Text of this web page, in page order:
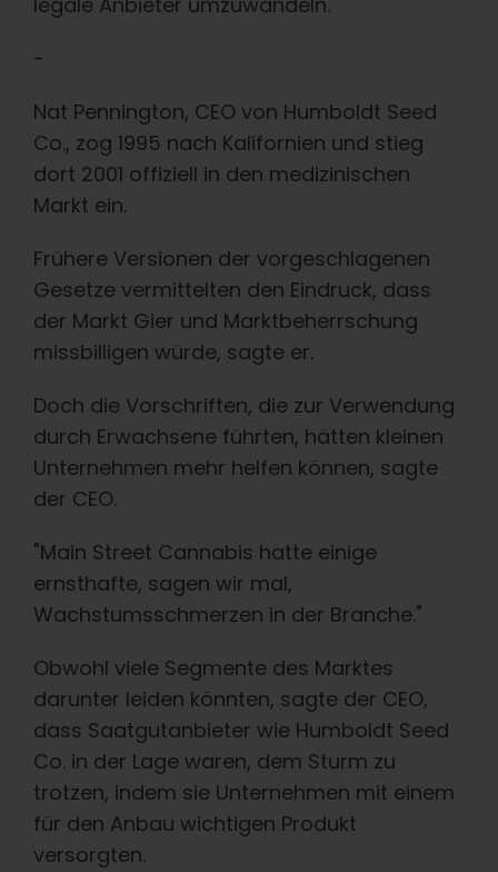
-
Nat Pennington, CEO von Humboldt Seed
Co., zog 1995 nach Kalifornien und stieg
dort 2001 offiziell in den medizinischen
Markt ein.
Frühere Versionen der vorgeschlagenen
Gesetze vermittelten den Eindruck, dass
der Markt Gier und Marktbeherrschung
missbilligen würde, sagte er.
Doch die Vorschriften, die zur Verwendung
durch Erwachsene führten, hätten kleinen
Unternehmen mehr helfen können, sagte
der CEO.
"Main Street Cannabis hatte einige
ernsthafte, sagen wir mal,
Wachstumsschmerzen in der Branche."
Obwohl viele Segmente des Marktes
darunter leiden könnten, sagte der CEO,
dass Saatgutanbieter wie Humboldt Seed
Co. in der Lage waren, dem Sturm zu
trotzen, indem sie Unternehmen mit einem
für den Anbau wichtigen Produkt
versorgten.